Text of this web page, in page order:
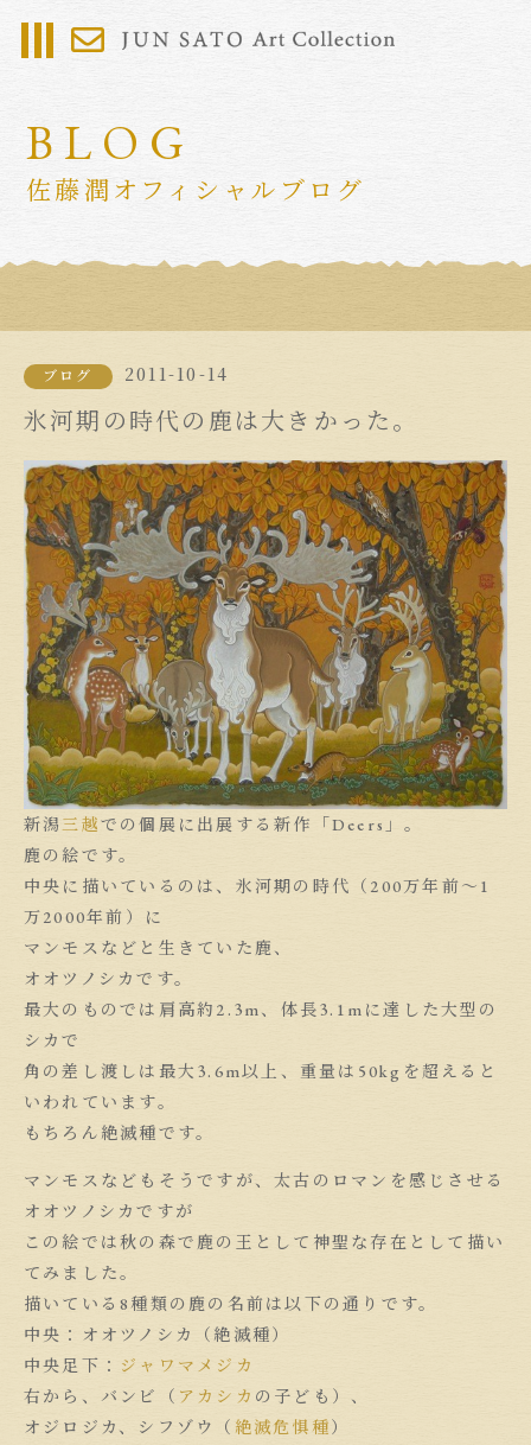
BLOG
佐藤潤オフィシャルブログ
ブログ 2011-10-14
氷河期の時代の鹿は大きかった。
新潟三越での個展に出展する新作「Deers」。
鹿の絵です。
中央に描いているのは、氷河期の時代（200万年前〜1
万2000年前）に
マンモスなどと生きていた鹿、
オオツノシカです。
最大のものでは肩高約2.3m、体長3.1mに達した大型の
シカで
角の差し渡しは最大3.6m以上、重量は50kgを超えると
いわれています。
もちろん絶滅種です。
マンモスなどもそうですが、太古のロマンを感じさせる
オオツノシカですが
この絵では秋の森で鹿の王として神聖な存在として描い
てみました。
描いている8種類の鹿の名前は以下の通りです。
中央：オオツノシカ（絶滅種）
中央足下： ジャワマメジカ
右から、バンビ（ アカシカ の子ども）、
オジロジカ、シフゾウ（ 絶滅危惧種）